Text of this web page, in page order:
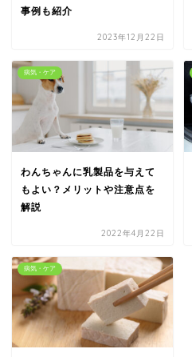
事例も紹介
2023年12月22日
病気・ケア
わんちゃんに乳製品を与えて
もよい？メリットや注意点を
解説
2022年4月22日
病気・ケア